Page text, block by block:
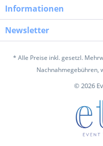
Informationen
Newsletter
* Alle Preise inkl. gesetzl.
Nachnahmegebühren,
© 2026